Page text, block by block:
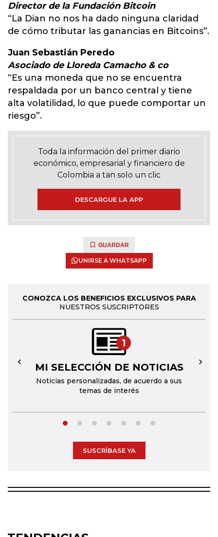
Director de la Fundación Bitcoin
“La Dian no nos ha dado ninguna claridad
de cómo tributar las ganancias en Bitcoins”.
Juan Sebastián Peredo
Asociado de Lloreda Camacho & co
“Es una moneda que no se encuentra
respaldada por un banco central y tiene
alta volatilidad, lo que puede comportar un
riesgo”.
Toda la información del primer diario
económico, empresarial y financiero de
Colombia a tan solo un clic
DESCARGUE LA APP
GUARDAR
UNIRSE A WHATSAPP
CONOZCA LOS BENEFICIOS EXCLUSIVOS PARA
NUESTROS SUSCRIPTORES
1
MI SELECCIÓN DE NOTICIAS
Noticias personalizadas, de acuerdo a sus
temas de interés
← →
SUSCRÍBASE YA